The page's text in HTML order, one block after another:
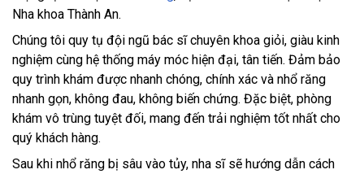
Nha khoa Thành An.
Chúng tôi quy tụ đội ngũ bác sĩ chuyên khoa giỏi, giàu kinh
nghiệm cùng hệ thống máy móc hiện đại, tân tiến. Đảm bảo
quy trình khám được nhanh chóng, chính xác và nhổ răng
nhanh gọn, không đau, không biến chứng. Đặc biệt, phòng
khám vô trùng tuyệt đối, mang đến trải nghiệm tốt nhất cho
quý khách hàng.
Sau khi nhổ răng bị sâu vào tủy, nha sĩ sẽ hướng dẫn cách